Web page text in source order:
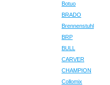
Botuo
BRADO
Brennenstuhl
BRP
BULL
CARVER
CHAMPION
Collomix